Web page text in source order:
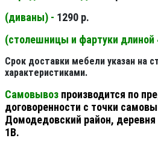
(диваны) - 1290 р.
(столешницы и фартуки длиной
Срок доставки мебели указан на
характеристиками.
Самовывоз производится по
договоренности с точки
Домодедовский район,
1В.